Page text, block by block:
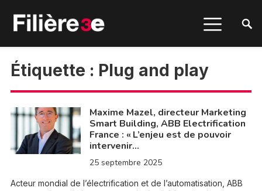
Étiquette : Plug and play
Maxime Mazel, directeur Marketing
Smart Building, ABB Electrification
France : « L’enjeu est de pouvoir
intervenir…
25 septembre 2025
Acteur mondial de l’électrification et de l’automatisation, ABB